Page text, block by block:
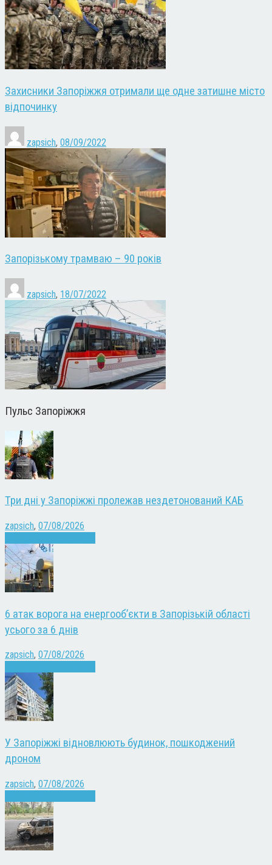
Захисники Запоріжжя отримали ще одне затишне місто
відпочинку
zapsich, 08/09/2022
Запорізькому трамваю – 90 років
zapsich, 18/07/2022
Пульс Запоріжжя
Три дні у Запоріжжі пролежав нездетонований КАБ
zapsich, 07/08/2026
6 атак ворога на енергооб’єкти в Запорізькій області
усього за 6 днів
zapsich, 07/08/2026
У Запоріжжі відновлюють будинок, пошкоджений
дроном
zapsich, 07/08/2026